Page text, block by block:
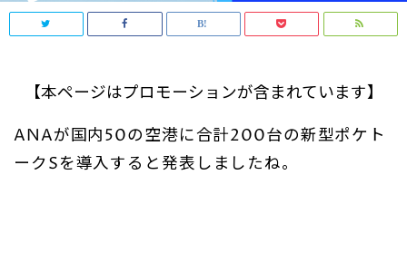
【本ページはプロモーションが含まれています】
ANAが国内50の空港に合計200台の新型ポケト
ークSを導入すると発表しましたね。